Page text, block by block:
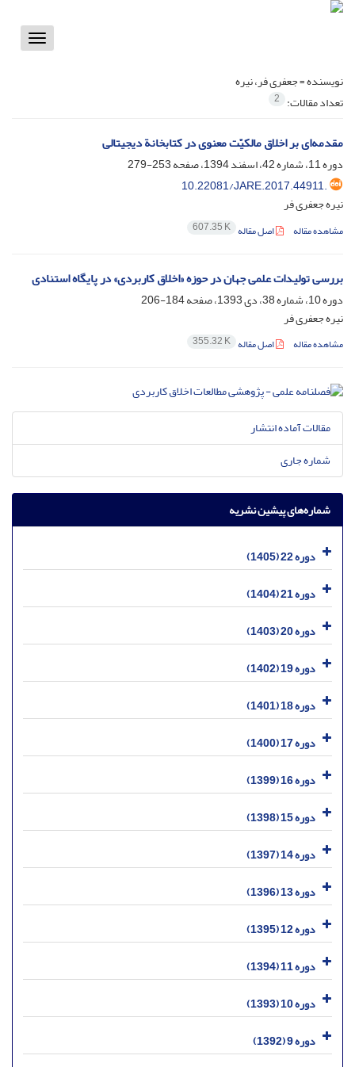
Toggle
نویسنده =جعفری فر، نیره
تعداد مقالات: 2
مقدمه‌ای بر اخلاق مالکیّت معنوی در کتابخانة دیجیتالی
دوره 11، شماره 42، اسفند 1394، صفحه
253-279
10.22081/JARE.2017.44911.
نیره جعفری فر
مشاهده مقاله اصل مقاله 607.35 K
بررسی تولیدات علمی جهان در حوزه «اخلاق کاربردی» در پایگاه استنادی
دوره 10، شماره 38، دی 1393، صفحه
184-206
نیره جعفری فر
مشاهده مقاله اصل مقاله 355.32 K
مقالات آماده انتشار
شماره جاری
شماره‌های پیشین نشریه
دوره 22 (1405)
دوره 21 (1404)
دوره 20 (1403)
دوره 19 (1402)
دوره 18 (1401)
دوره 17 (1400)
دوره 16 (1399)
دوره 15 (1398)
دوره 14 (1397)
دوره 13 (1396)
دوره 12 (1395)
دوره 11 (1394)
دوره 10 (1393)
دوره 9 (1392)